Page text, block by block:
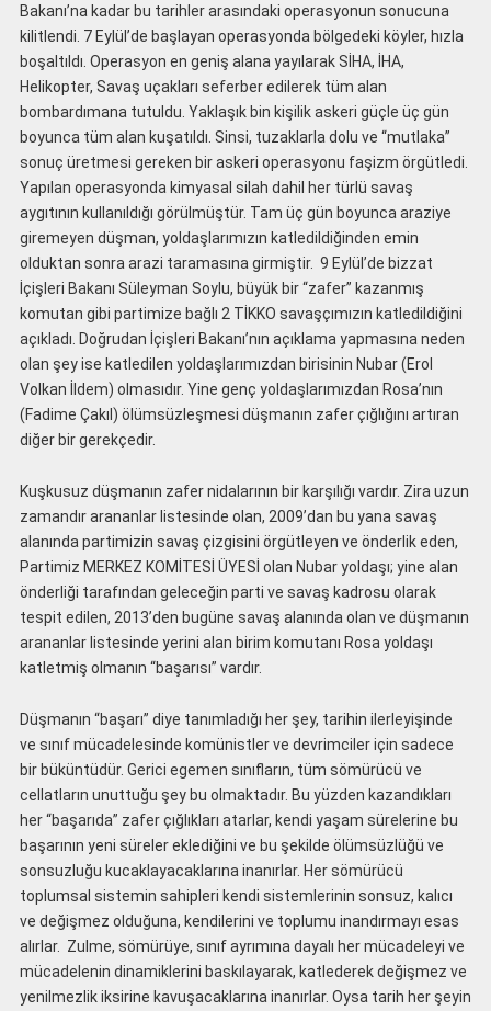
Bakanı’na kadar bu tarihler arasındaki operasyonun sonucuna
kilitlendi. 7 Eylül’de başlayan operasyonda bölgedeki köyler, hızla
boşaltıldı. Operasyon en geniş alana yayılarak SİHA, İHA,
Helikopter, Savaş uçakları seferber edilerek tüm alan
bombardımana tutuldu. Yaklaşık bin kişilik askeri güçle üç gün
boyunca tüm alan kuşatıldı. Sinsi, tuzaklarla dolu ve “mutlaka”
sonuç üretmesi gereken bir askeri operasyonu faşizm örgütledi.
Yapılan operasyonda kimyasal silah dahil her türlü savaş
aygıtının kullanıldığı görülmüştür. Tam üç gün boyunca araziye
giremeyen düşman, yoldaşlarımızın katledildiğinden emin
olduktan sonra arazi taramasına girmiştir. 9 Eylül’de bizzat
İçişleri Bakanı Süleyman Soylu, büyük bir “zafer” kazanmış
komutan gibi partimize bağlı 2 TİKKO savaşçımızın katledildiğini
açıkladı. Doğrudan İçişleri Bakanı’nın açıklama yapmasına neden
olan şey ise katledilen yoldaşlarımızdan birisinin Nubar (Erol
Volkan İldem) olmasıdır. Yine genç yoldaşlarımızdan Rosa’nın
(Fadime Çakıl) ölümsüzleşmesi düşmanın zafer çığlığını artıran
diğer bir gerekçedir.
Kuşkusuz düşmanın zafer nidalarının bir karşılığı vardır. Zira uzun
zamandır arananlar listesinde olan, 2009’dan bu yana savaş
alanında partimizin savaş çizgisini örgütleyen ve önderlik eden,
Partimiz MERKEZ KOMİTESİ ÜYESİ olan Nubar yoldaşı; yine alan
önderliği tarafından geleceğin parti ve savaş kadrosu olarak
tespit edilen, 2013’den bugüne savaş alanında olan ve düşmanın
arananlar listesinde yerini alan birim komutanı Rosa yoldaşı
katletmiş olmanın “başarısı” vardır.
Düşmanın “başarı” diye tanımladığı her şey, tarihin ilerleyişinde
ve sınıf mücadelesinde komünistler ve devrimciler için sadece
bir büküntüdür. Gerici egemen sınıfların, tüm sömürücü ve
cellatların unuttuğu şey bu olmaktadır. Bu yüzden kazandıkları
her “başarıda” zafer çığlıkları atarlar, kendi yaşam sürelerine bu
başarının yeni süreler eklediğini ve bu şekilde ölümsüzlüğü ve
sonsuzluğu kucaklayacaklarına inanırlar. Her sömürücü
toplumsal sistemin sahipleri kendi sistemlerinin sonsuz, kalıcı
ve değişmez olduğuna, kendilerini ve toplumu inandırmayı esas
alırlar. Zulme, sömürüye, sınıf ayrımına dayalı her mücadeleyi ve
mücadelenin dinamiklerini baskılayarak, katlederek değişmez ve
yenilmezlik iksirine kavuşacaklarına inanırlar. Oysa tarih her şeyin